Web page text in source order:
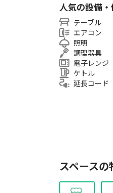
・会議／勉強会
・女子会／ママ
・教室／コス
■ご注意事項
・ゴミはお持
・ご利用後は
・防犯目的で
・喫煙（電子
・予約確保の
予約確定後、
人気の設備
テーブル
エアコン
照明
調理器具
電子レンジ
ケトル
延長コード
スペースの